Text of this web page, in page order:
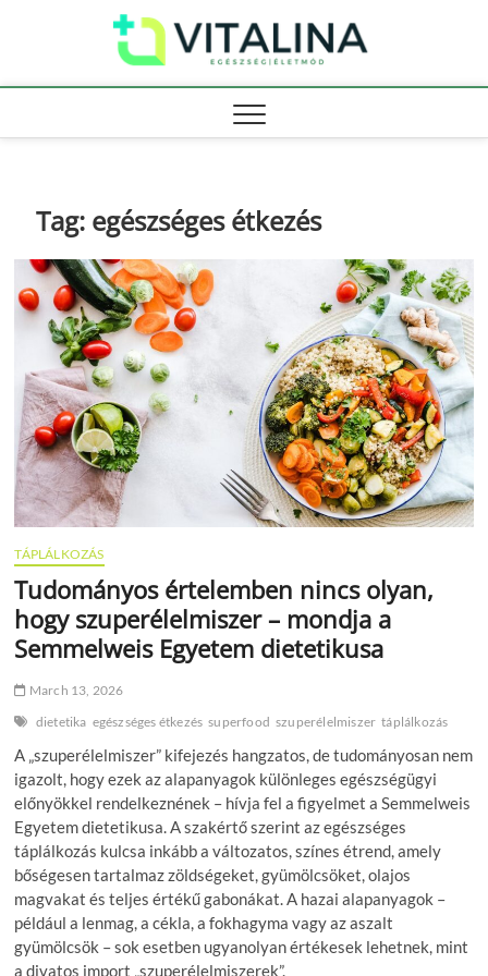
Tag: egészséges étkezés
TÁPLÁLKOZÁS
Tudományos értelemben nincs olyan,
hogy szuperélelmiszer – mondja a
Semmelweis Egyetem dietetikusa
March 13, 2026
dietetika egészséges étkezés superfood szuperélelmiszer táplálkozás
A „szuperélelmiszer” kifejezés hangzatos, de tudományosan nem
igazolt, hogy ezek az alapanyagok különleges egészségügyi
előnyökkel rendelkeznének – hívja fel a figyelmet a Semmelweis
Egyetem dietetikusa. A szakértő szerint az egészséges
táplálkozás kulcsa inkább a változatos, színes étrend, amely
bőségesen tartalmaz zöldségeket, gyümölcsöket, olajos
magvakat és teljes értékű gabonákat. A hazai alapanyagok –
például a lenmag, a cékla, a fokhagyma vagy az aszalt
gyümölcsök – sok esetben ugyanolyan értékesek lehetnek, mint
a divatos import „szuperélelmiszerek”.